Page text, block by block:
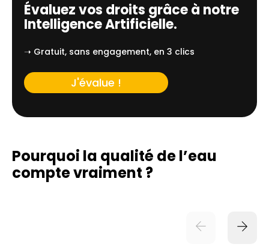
Évaluez vos droits grâce à notre
Intelligence Artificielle.
➝ Gratuit, sans engagement, en 3 clics
J'évalue !
Pourquoi la qualité de l’eau
compte vraiment ?